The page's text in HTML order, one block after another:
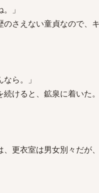
」
さえない童貞なので、
ら。」
けると、鉱泉に着いた。
更衣室は男女別々だが